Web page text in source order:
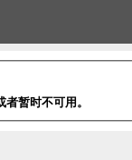
暂时不可用。